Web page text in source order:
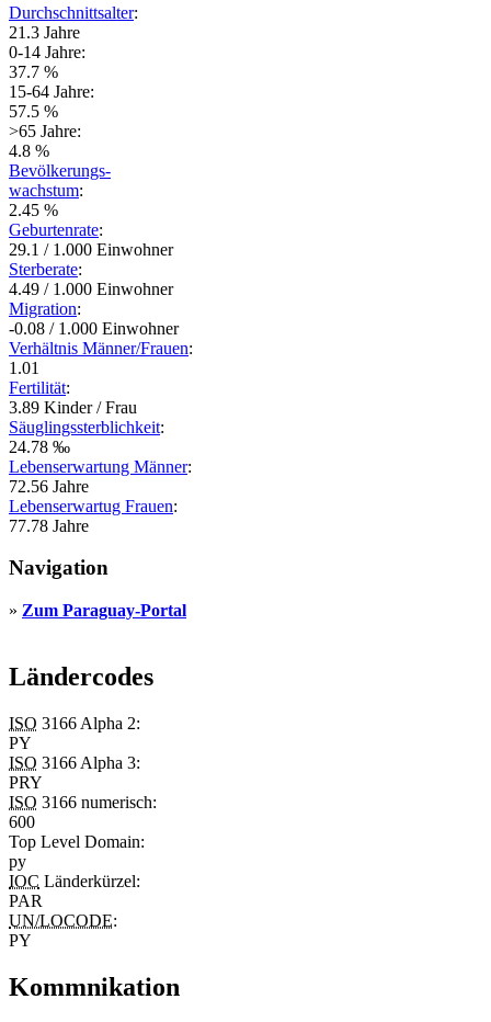
Durchschnittsalter:
21.3 Jahre
0-14 Jahre:
37.7 %
15-64 Jahre:
57.5 %
>65 Jahre:
4.8 %
Bevölkerungs-
wachstum:
2.45 %
Geburtenrate:
29.1 / 1.000 Einwohner
Sterberate:
4.49 / 1.000 Einwohner
Migration:
-0.08 / 1.000 Einwohner
Verhältnis Männer/Frauen:
1.01
Fertilität:
3.89 Kinder / Frau
Säuglingssterblichkeit:
24.78 ‰
Lebenserwartung Männer:
72.56 Jahre
Lebenserwartug Frauen:
77.78 Jahre
Navigation
» Zum Paraguay-Portal
Ländercodes
ISO 3166 Alpha 2:
PY
ISO 3166 Alpha 3:
PRY
ISO 3166 numerisch:
600
Top Level Domain:
py
IOC Länderkürzel:
PAR
UN/LOCODE:
PY
Kommnikation